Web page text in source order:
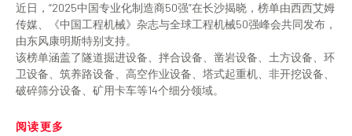
近日，“2025中国专业化制造商50强”在长沙揭晓，榜单由西西艾姆
传媒、《中国工程机械》杂志与全球工程机械50强峰会共同发布，
由东风康明斯特别支持。
该榜单涵盖了隧道掘进设备、拌合设备、凿岩设备、土方设备、环
卫设备、筑养路设备、高空作业设备、塔式起重机、非开挖设备、
破碎筛分设备、矿用卡车等14个细分领域。
阅读更多